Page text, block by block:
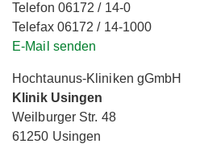
Telefon 06172 / 14-0
Telefax 06172 / 14-1000
E-Mail senden
Hochtaunus-Kliniken gGmbH
Klinik Usingen
Weilburger Str. 48
61250 Usingen